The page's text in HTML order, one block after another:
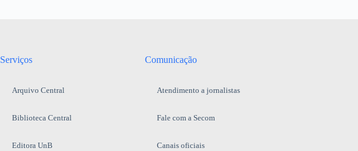
Serviços
Arquivo Central
Biblioteca Central
Editora UnB
Comunicação
Atendimento a jornalistas
Fale com a Secom
Canais oficiais